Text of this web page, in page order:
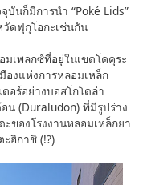
บันก็มีการนำ “Poké Lids”
ดฟุกุโอกะเช่นกัน
อมเพลกซ์ที่อยู่ในเขตโคคุระ
องแห่งการหลอมเหล็ก
อร์อย่างบอสโกโดล่า
อน (Duraludon) ที่มีรูปร่าง
ของโรงงานหลอมเหล็กยา
ฮิกาชิ (!?)